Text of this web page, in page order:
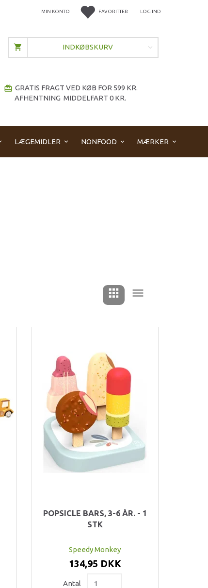
FAVORITTER LOG IND
MIN KONTO
redeem GRATIS FRAGT VED KØB FOR 599 KR.
AFHENTNING MIDDELFART 0 KR.
INDKØBSKURV
LÆGEMIDLER NONFOOD MÆRKER
POPSICLE BARS, 3-6 ÅR. - 1
STK
Speedy Monkey
134,95 DKK
Antal